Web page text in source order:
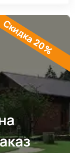
Скидка 20%